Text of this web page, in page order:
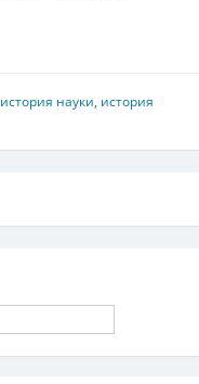
история науки, история